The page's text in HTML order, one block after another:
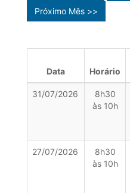
Próximo Mês >>
Data Horário
31/07/2026
8h30
às 10h
27/07/2026
8h30
às 10h